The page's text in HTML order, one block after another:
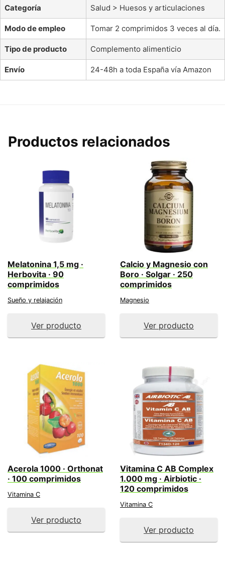
Categoría Salud > Huesos y articulaciones
Modo de empleo Tomar 2 comprimidos 3 veces al día.
Tipo de producto Complemento alimenticio
Envío 24-48h a toda España vía Amazon
Productos relacionados
Melatonina 1,5 mg ·
Herbovita · 90
comprimidos
Sueño y relajación
Ver producto
Calcio y Magnesio con
Boro · Solgar · 250
comprimidos
Magnesio
Ver producto
Acerola 1000 · Orthonat
· 100 comprimidos
Vitamina C
Ver producto
Vitamina C AB Complex
1.000 mg · Airbiotic ·
120 comprimidos
Vitamina C
Ver producto